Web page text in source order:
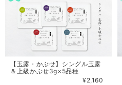
【玉露・かぶせ】シングル玉露
＆上級かぶせ3g×5品種
¥2,160